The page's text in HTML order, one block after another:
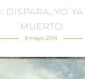
DISPARA, YO
MUERTO
9 mayo, 2014